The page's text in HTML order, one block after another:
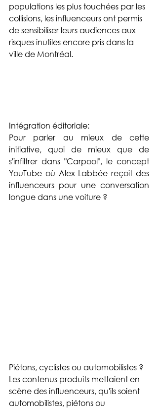
populations les plus touchées par les
collisions, les influenceurs ont permis
de sensibiliser leurs audiences aux
risques inutiles encore pris dans la
ville de Montréal.
Intégration éditoriale:
Pour parler au mieux de cette
initiative, quoi de mieux que de
s'infiltrer dans "Carpool", le concept
YouTube où Alex Labbée reçoit des
influenceurs pour une conversation
longue dans une voiture ?
Piétons, cyclistes ou automobilistes ?
Les contenus produits mettaient en
scène des influenceurs, qu'ils soient
automobilistes, piétons ou